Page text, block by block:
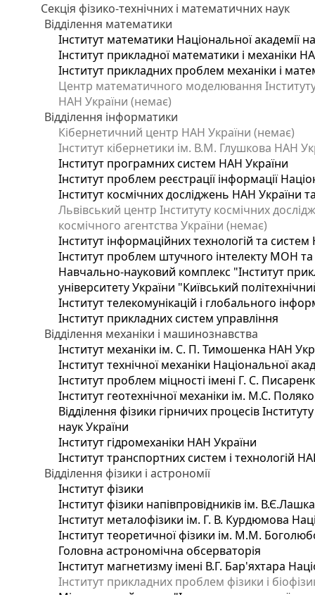
Секція фізико-технічних і математичних наук
Відділення математики
Інститут математики Національної академії
Інститут прикладної математики і механіки
Інститут прикладних проблем механіки і
Центр математичного моделювання
НАН України (немає)
Відділення інформатики
Кібернетичний центр НАН України (немає)
Інститут кібернетики ім. В.М. Глушкова НАН
Інститут програмних систем НАН України
Інститут проблем реєстрації інформації
Інститут космічних досліджень НАН України
Львівський центр Інституту космічних
космічного агентства України (немає)
Інститут інформаційних технологій та
Інститут проблем штучного інтелекту МОН
Навчально-науковий комплекс "Інститут
університету України "Київський
Інститут телекомунікацій і глобального
Інститут прикладних систем управління
Відділення механіки і машинознавства
Інститут механіки ім. С. П. Тимошенка НАН
Інститут технічної механіки Національної
Інститут проблем міцності імені Г. С.
Інститут геотехнічної механіки ім. М.С.
Відділення фізики гірничих процесів
наук України
Інститут гідромеханіки НАН України
Інститут транспортних систем і технологій
Відділення фізики і астрономії
Інститут фізики
Інститут фізики напівпровідників ім.
Інститут металофізики ім. Г. В. Курдюмова
Інститут теоретичної фізики ім. М.М.
Головна астрономічна обсерваторія
Інститут магнетизму імені В.Г. Бар'яхтара
Інститут прикладних проблем фізики і